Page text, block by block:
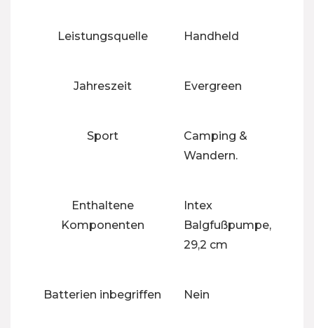
Leistungsquelle ‎Handheld
Jahreszeit ‎Evergreen
Sport
‎Camping &
Wandern.
Enthaltene
Komponenten
‎Intex
Balgfußpumpe,
29,2 cm
Batterien inbegriffen ‎Nein